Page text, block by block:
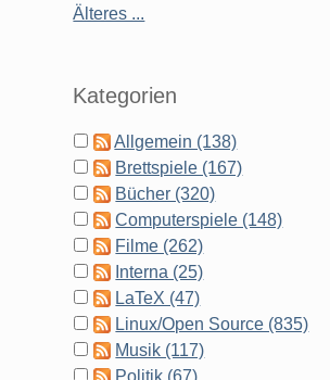
Älteres ...
Kategorien
Allgemein (138)
Brettspiele (167)
Bücher (320)
Computerspiele (148)
Filme (262)
Interna (25)
LaTeX (47)
Linux/Open Source (835)
Musik (117)
Politik (67)